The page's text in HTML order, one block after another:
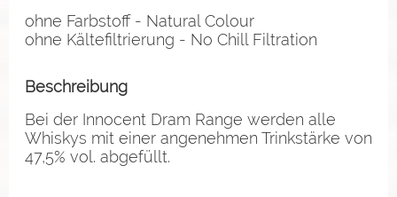
ohne Farbstoff - Natural Colour
ohne Kältefiltrierung - No Chill Filtration
Beschreibung
Bei der Innocent Dram Range werden alle
Whiskys mit einer angenehmen Trinkstärke von
47,5% vol. abgefüllt.